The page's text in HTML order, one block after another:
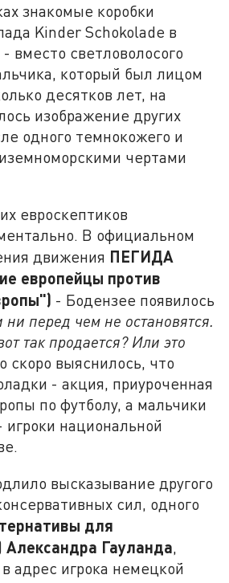
знакомые коробки
Kinder Schokolade в
вместо светловолосого
который был лицом
десятков лет, на
изображение других
одного темнокожего и
чертами
евроскептиков
В официальном
движения ПЕГИДА
европейцы против
- Бодензее появилось
ни перед чем не остановятся.
так продается? Или это
скоро выяснилось, что
- акция, приуроченная
по футболу, а мальчики
игроки национальной
высказывание другого
сил, одного
для
Александра Гауланда,
адрес игрока немецкой